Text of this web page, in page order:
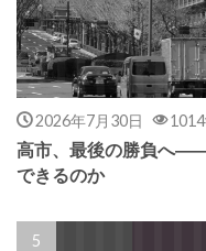
2026年7月30日
高市、最後の勝負へ
できるのか